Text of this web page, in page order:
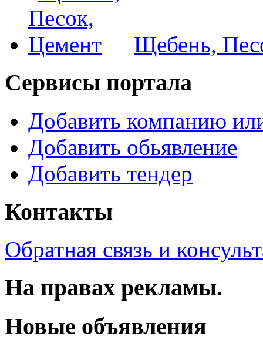
Щебень,
Сервисы портала
Добавить компанию
Добавить обьявление
Добавить тендер
Контакты
Обратная связь и
На правах рекламы.
Новые объявления